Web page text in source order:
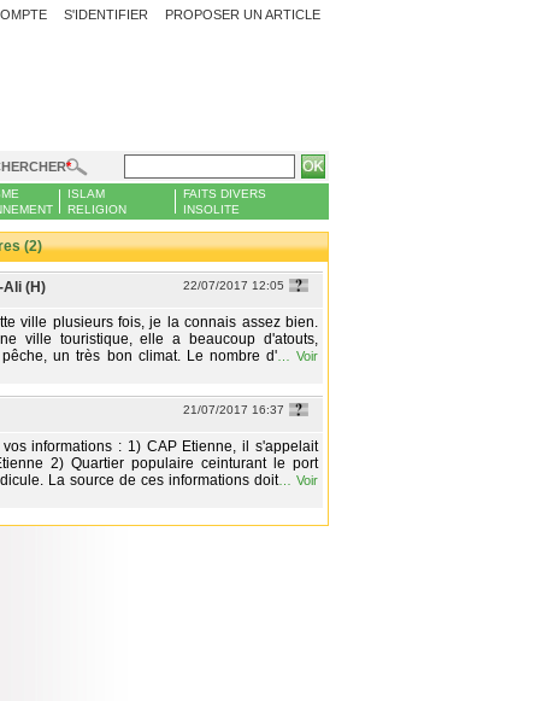
PROPOSER UN ARTICLE
S'IDENTIFIER
ISLAM
RELIGION
FAITS DIVERS
INSOLITE
(2)
Ali (H) 22/07/2017 12:05
ville plusieurs fois, je la connais assez bien.
ville touristique, elle a beaucoup d'atouts,
pêche, un très bon climat. Le nombre d'…Voir
21/07/2017 16:37
informations : 1) CAP Etienne, il s'appelait
2) Quartier populaire ceinturant le port
La source de ces informations doit… Voir